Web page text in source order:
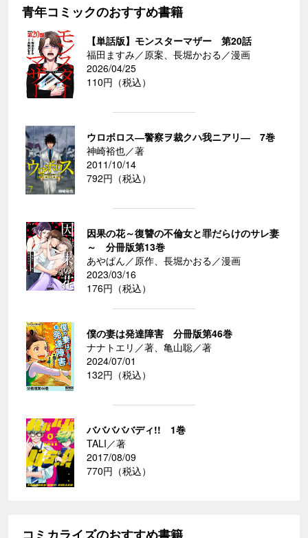
青年コミックのおすすめ書籍
【単話版】モンスターマザー 第20話
福田ますみ／原案、長堀かおる／漫画
2026/04/25
110円（税込）
ウロボロス―警察ヲ裁クハ我ニアリ― 7巻
神崎裕也／著
2011/10/14
792円（税込）
因果の花～復讐の不倫女と罪だらけのサレ妻
～ 分冊版第13巻
あやぱん／原作、長堀かおる／漫画
2023/03/16
176円（税込）
僕の妻は発達障害 分冊版第46巻
ナナトエリ／著、亀山聡／著
2024/07/01
132円（税込）
バババババディ!! 1巻
TALI／著
2017/08/09
770円（税込）